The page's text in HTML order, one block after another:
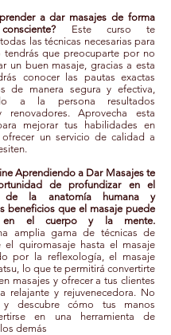
a dar masajes de forma
Este curso te
las técnicas necesarias para
tendrás que preocuparte por no
un buen masaje, gracias a esta
conocer las pautas exactas
de manera segura y efectiva,
a la persona resultados
renovadores. Aprovecha esta
mejorar tus habilidades en
un servicio de calidad a
Aprendiendo a Dar Masajes te
de profundizar en el
de la anatomía humana y
beneficios que el masaje puede
en el cuerpo y la mente.
amplia gama de técnicas de
el quiromasaje hasta el masaje
por la reflexología, el masaje
lo que te permitirá convertirte
masajes y ofrecer a tus clientes
relajante y rejuvenecedora. No
y descubre cómo tus manos
en una herramienta de
demás